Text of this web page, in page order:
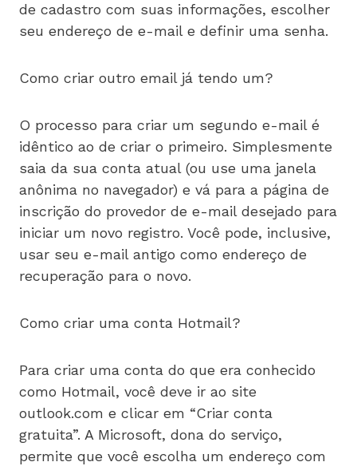
de cadastro com suas informações, escolher
seu endereço de e-mail e definir uma senha.
Como criar outro email já tendo um?
O processo para criar um segundo e-mail é
idêntico ao de criar o primeiro. Simplesmente
saia da sua conta atual (ou use uma janela
anônima no navegador) e vá para a página de
inscrição do provedor de e-mail desejado para
iniciar um novo registro. Você pode, inclusive,
usar seu e-mail antigo como endereço de
recuperação para o novo.
Como criar uma conta Hotmail?
Para criar uma conta do que era conhecido
como Hotmail, você deve ir ao site
outlook.com e clicar em “Criar conta
gratuita”. A Microsoft, dona do serviço,
permite que você escolha um endereço com